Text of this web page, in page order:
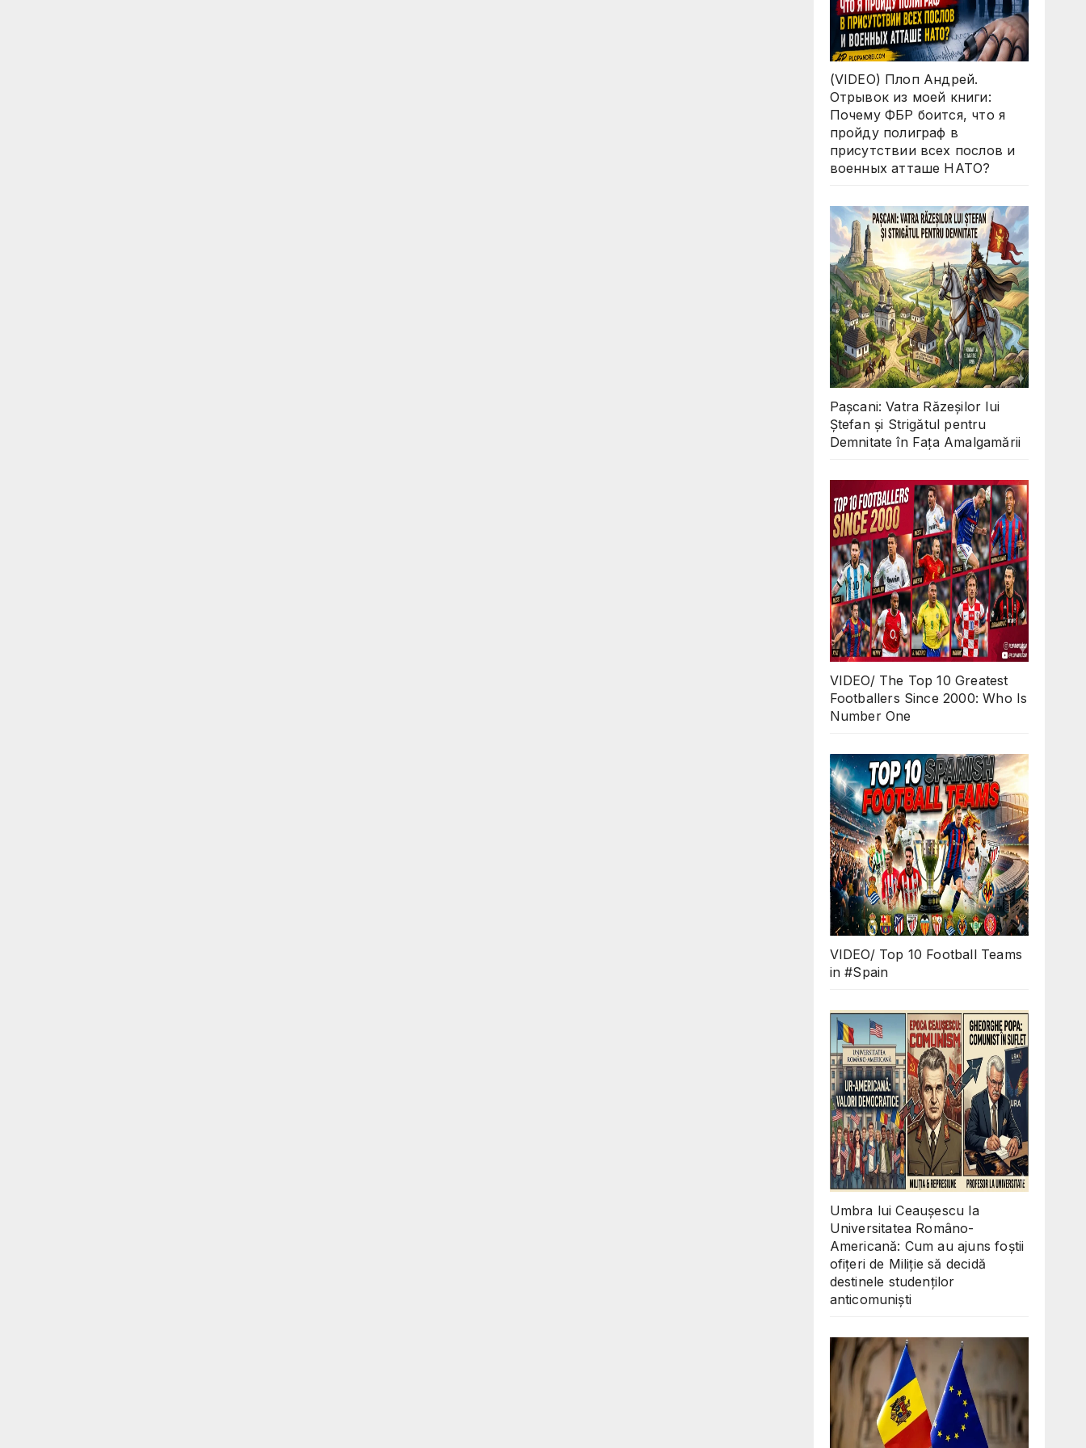
(VIDEO) Плоп Андрей.
Отрывок из моей книги:
Почему ФБР боится, что я
пройду полиграф в
присутствии всех послов и
военных атташе НАТО?
Pașcani: Vatra Răzeșilor lui
Ștefan și Strigătul pentru
Demnitate în Fața Amalgamării
VIDEO/ The Top 10 Greatest
Footballers Since 2000: Who Is
Number One
VIDEO/ Top 10 Football Teams
in #Spain
Umbra lui Ceaușescu la
Universitatea Româno-
Americană: Cum au ajuns foștii
ofițeri de Miliție să decidă
destinele studenților
anticomuniști